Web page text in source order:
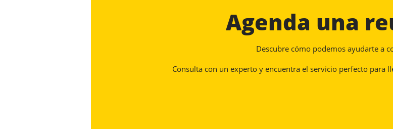
Agenda una
Descubre cómo podemos ayudarte a
Consulta con un experto y encuentra el servicio perfecto para